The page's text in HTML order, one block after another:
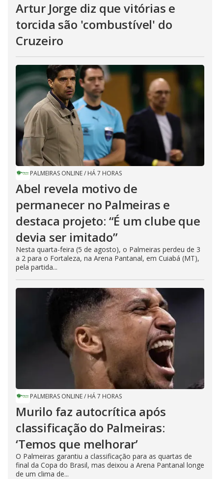
Artur Jorge diz que vitórias e
torcida são 'combustível' do
Cruzeiro
PALMEIRAS ONLINE/ HÁ 7 HORAS
Abel revela motivo de
permanecer no Palmeiras e
destaca projeto: “É um clube que
devia ser imitado”
Nesta quarta-feira (5 de agosto), o Palmeiras perdeu de 3
a 2 para o Fortaleza, na Arena Pantanal, em Cuiabá (MT),
pela partida...
PALMEIRAS ONLINE/ HÁ 7 HORAS
Murilo faz autocrítica após
classificação do Palmeiras:
‘Temos que melhorar’
O Palmeiras garantiu a classificação para as quartas de
final da Copa do Brasil, mas deixou a Arena Pantanal longe
de um clima de...